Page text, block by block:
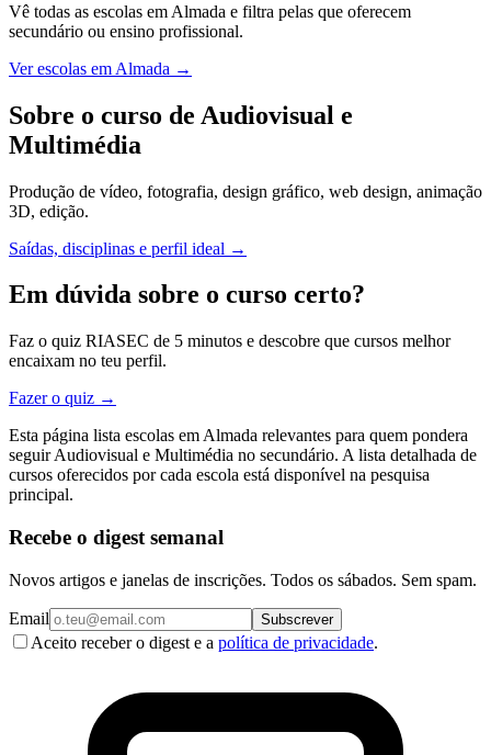
Vê todas as escolas em Almada e filtra pelas que oferecem
secundário ou ensino profissional.
Ver escolas em Almada →
Sobre o curso de Audiovisual e
Multimédia
Produção de vídeo, fotografia, design gráfico, web design, animação
3D, edição.
Saídas, disciplinas e perfil ideal →
Em dúvida sobre o curso certo?
Faz o quiz RIASEC de 5 minutos e descobre que cursos melhor
encaixam no teu perfil.
Fazer o quiz →
Esta página lista escolas em Almada relevantes para quem pondera
seguir Audiovisual e Multimédia no secundário. A lista detalhada de
cursos oferecidos por cada escola está disponível na pesquisa
principal.
Recebe o digest semanal
Novos artigos e janelas de inscrições. Todos os sábados. Sem spam.
Email Subscrever
Aceito receber o digest e a política de privacidade.